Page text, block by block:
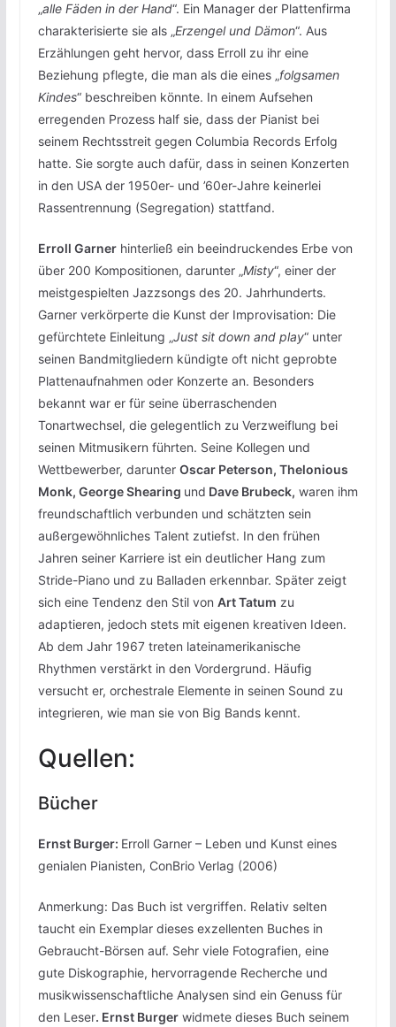
„alle Fäden in der Hand“. Ein Manager der Plattenfirma
charakterisierte sie als „Erzengel und Dämon“. Aus
Erzählungen geht hervor, dass Erroll zu ihr eine
Beziehung pflegte, die man als die eines „folgsamen
Kindes“ beschreiben könnte. In einem Aufsehen
erregenden Prozess half sie, dass der Pianist bei
seinem Rechtsstreit gegen Columbia Records Erfolg
hatte. Sie sorgte auch dafür, dass in seinen Konzerten
in den USA der 1950er- und ’60er-Jahre keinerlei
Rassentrennung (Segregation) stattfand.
Erroll Garnerhinterließ ein beeindruckendes Erbe von
über 200 Kompositionen, darunter „Misty“, einer der
meistgespielten Jazzsongs des 20. Jahrhunderts.
Garner verkörperte die Kunst der Improvisation: Die
gefürchtete Einleitung „Just sit down and play“ unter
seinen Bandmitgliedern kündigte oft nicht geprobte
Plattenaufnahmen oder Konzerte an. Besonders
bekannt war er für seine überraschenden
Tonartwechsel, die gelegentlich zu Verzweiflung bei
seinen Mitmusikern führten. Seine Kollegen und
Wettbewerber, darunter Oscar Peterson, Thelonious
Monk, George Shearing und Dave Brubeck, waren ihm
freundschaftlich verbunden und schätzten sein
außergewöhnliches Talent zutiefst. In den frühen
Jahren seiner Karriere ist ein deutlicher Hang zum
Stride-Piano und zu Balladen erkennbar. Später zeigt
sich eine Tendenz den Stil von Art Tatum zu
adaptieren, jedoch stets mit eigenen kreativen Ideen.
Ab dem Jahr 1967 treten lateinamerikanische
Rhythmen verstärkt in den Vordergrund. Häufig
versucht er, orchestrale Elemente in seinen Sound zu
integrieren, wie man sie von Big Bands kennt.
Quellen:
Bücher
Ernst Burger: Erroll Garner – Leben und Kunst eines
genialen Pianisten, ConBrio Verlag (2006)
Anmerkung: Das Buch ist vergriffen. Relativ selten
taucht ein Exemplar dieses exzellenten Buches in
Gebraucht-Börsen auf. Sehr viele Fotografien, eine
gute Diskographie, hervorragende Recherche und
musikwissenschaftliche Analysen sind ein Genuss für
den Leser. Ernst Burgerwidmete dieses Buch seinem